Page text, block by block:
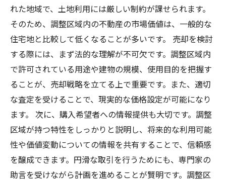
れた地域で、土地利用には厳しい制約が課せられます。
そのため、調整区域内の不動産の市場価値は、一般的な
住宅地と比較して低くなることが多いです。 売却を検討
する際には、まず法的な理解が不可欠です。調整区域内
で許可されている用途や建物の規模、使用目的を把握す
ることが、売却戦略を立てる上で重要です。また、適切
な査定を受けることで、現実的な価格設定が可能になり
ます。 次に、購入希望者への情報提供も大切です。調整
区域が持つ特性をしっかりと説明し、将来的な利用可能
性や価値変動についての情報を共有することで、信頼感
を醸成できます。円滑な取引を行うためにも、専門家の
助言を受けながら計画を進めることが賢明です。調整区